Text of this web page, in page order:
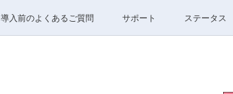
導入前のよくあるご質問 サポート ステータス